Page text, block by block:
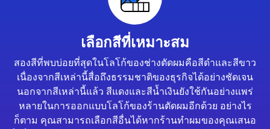
เลือกสีที่เหมาะสม
สองสีที่พบบ่อยที่สุดในโลโก้ของช่างตัดผมคือสีดำและสีขาว
เนื่องจากสีเหล่านี้สื่อถึงธรรมชาติของธุรกิจได้อย่างชัดเจน
นอกจากสีเหล่านี้แล้ว สีแดงและสีน้ำเงินยังใช้กันอย่างแพร่
หลายในการออกแบบโลโก้ของร้านตัดผมอีกด้วย อย่างไร
ก็ตาม คุณสามารถเลือกสีอื่นได้หากร้านทำผมของคุณเสนอ